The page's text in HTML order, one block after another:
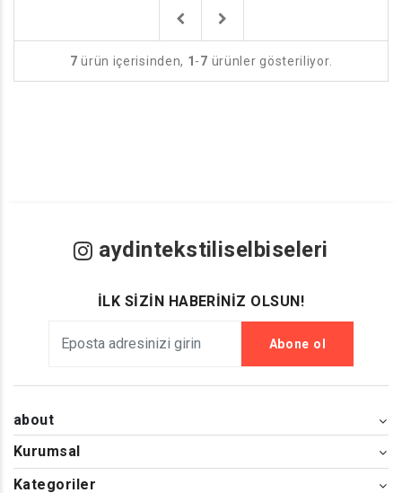
PreviousNext
7 ürün içerisinden, 1-7 ürünler gösteriliyor.
aydintekstiliselbiseleri
İLK SİZİN HABERİNİZ OLSUN!
Abone ol
about
Kurumsal
Kategoriler